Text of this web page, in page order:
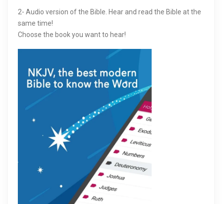
2- Audio version of the Bible. Hear and read the Bible at the
same time!
Choose the book you want to hear!